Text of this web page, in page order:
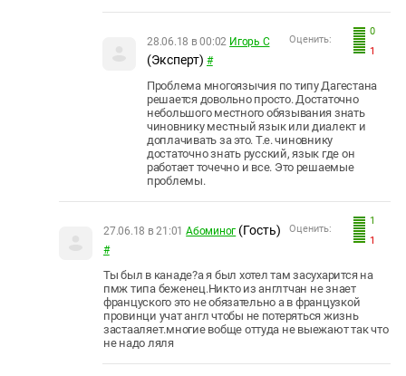
0
1
Оценить:
28.06.18 в 00:02 Игорь С
(Эксперт) #
Проблема многоязычия по типу Дагестана
решается довольно просто. Достаточно
небольшого местного обязывания знать
чиновнику местный язык или диалект и
доплачивать за это. Т.е. чиновнику
достаточно знать русский, язык где он
работает точечно и все. Это решаемые
проблемы.
1
1
Оценить:
27.06.18 в 21:01 Абоминог (Гость)
#
Ты был в канаде?а я был хотел там засухарится на
пмж типа беженец.Никто из англтчан не знает
француского это не обязательно а в французкой
провинци учат англ чтобы не потеряться жизнь
застааляет.многие вобще оттуда не выежают так что
не надо ляля